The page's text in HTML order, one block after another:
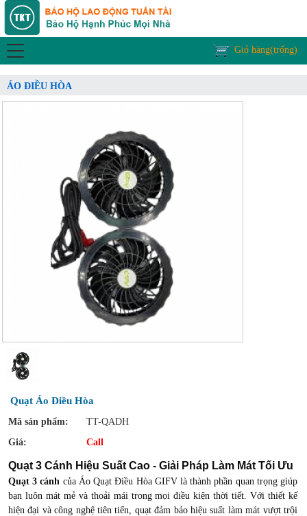
Giỏ hàng(trống)
ÁO ĐIỀU HÒA
Quạt Áo Điều Hòa
Mã sản phẩm:
TT-QADH
Giá:
Call
Quạt 3 Cánh Hiệu Suất Cao - Giải Pháp Làm Mát Tối Ưu
Quạt 3 cánh của Áo Quạt Điều Hòa GIFV là thành phần quan trọng giúp
bạn luôn mát mẻ và thoải mái trong mọi điều kiện thời tiết. Với thiết kế
hiện đại và công nghệ tiên tiến, quạt đảm bảo hiệu suất làm mát vượt trội